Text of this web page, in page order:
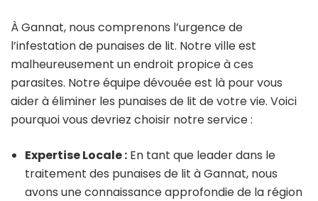
À Gannat, nous comprenons l’urgence de
l’infestation de punaises de lit. Notre ville est
malheureusement un endroit propice à ces
parasites. Notre équipe dévouée est là pour vous
aider à éliminer les punaises de lit de votre vie. Voici
pourquoi vous devriez choisir notre service :
Expertise Locale : En tant que leader dans le
traitement des punaises de lit à Gannat, nous
avons une connaissance approfondie de la région